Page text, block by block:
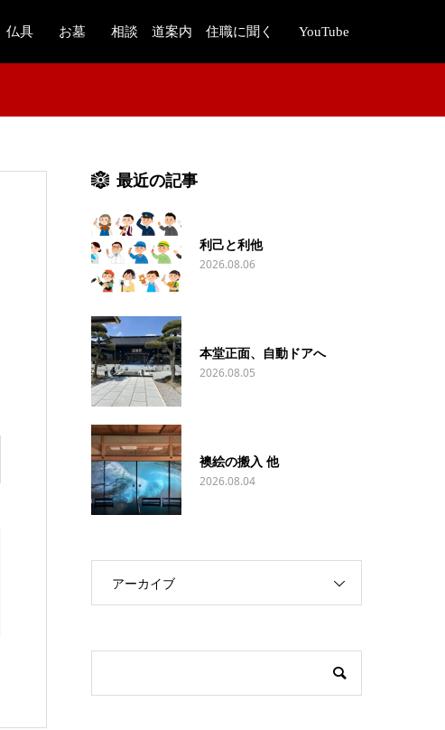
仏具 お墓 相談 道案内 住職に聞く YouTube
最近の記事
利己と利他
2026.08.06
本堂正面、自動ドアへ
2026.08.05
襖絵の搬入 他
2026.08.04
アーカイブ